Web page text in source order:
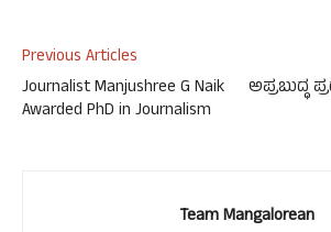
Previous Articles
Journalist Manjushree G Naik
Awarded PhD in Journalism
ಅಪ್ರಬುದ್ಧ
Team Mangalorean